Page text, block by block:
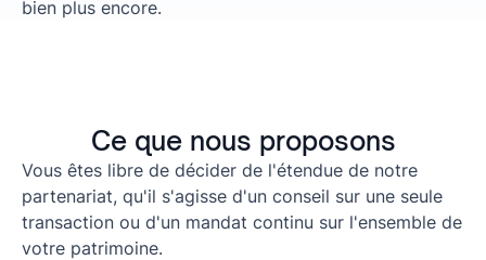
bien plus encore.
Ce que nous proposons
Vous êtes libre de décider de l'étendue de notre
partenariat, qu'il s'agisse d'un conseil sur une seule
transaction ou d'un mandat continu sur l'ensemble de
votre patrimoine.